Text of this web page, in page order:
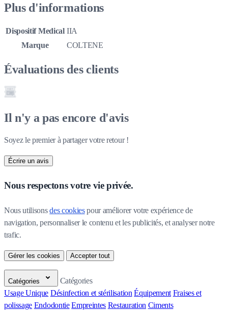
Plus d'informations
Dispositif Medical IIA
Marque
COLTENE
Évaluations des clients
Il n'y a pas encore d'avis
Soyez le premier à partager votre retour !
Écrire un avis
Nous respectons votre vie privée.
Nous utilisons des cookies pour améliorer votre expérience de
navigation, personnaliser le contenu et les publicités, et analyser notre
trafic.
Gérer les cookies Accepter tout
Catégories
Catégories
Usage Unique Désinfection et stérilisation Équipement Fraises et
polissage Endodontie Empreintes Restauration Ciments